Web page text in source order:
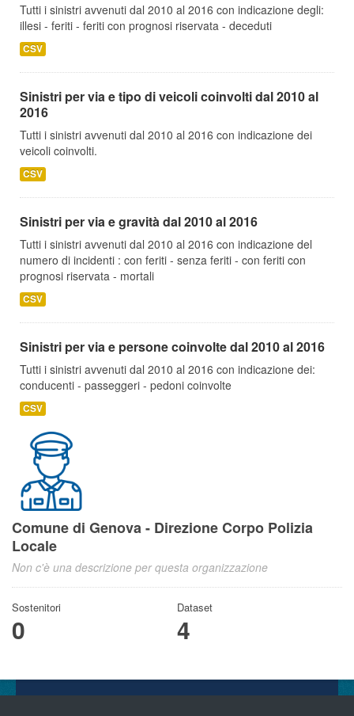
Tutti i sinistri avvenuti dal 2010 al 2016 con indicazione degli:
illesi - feriti - feriti con prognosi riservata - deceduti
CSV
Sinistri per via e tipo di veicoli coinvolti dal 2010 al
2016
Tutti i sinistri avvenuti dal 2010 al 2016 con indicazione dei
veicoli coinvolti.
CSV
Sinistri per via e gravità dal 2010 al 2016
Tutti i sinistri avvenuti dal 2010 al 2016 con indicazione del
numero di incidenti : con feriti - senza feriti - con feriti con
prognosi riservata - mortali
CSV
Sinistri per via e persone coinvolte dal 2010 al 2016
Tutti i sinistri avvenuti dal 2010 al 2016 con indicazione dei:
conducenti - passeggeri - pedoni coinvolte
CSV
Comune di Genova - Direzione Corpo Polizia
Locale
Non c'è una descrizione per questa organizzazione
Sostenitori
0
Dataset
4